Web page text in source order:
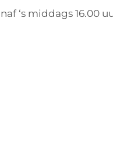
‘s middags 16.00